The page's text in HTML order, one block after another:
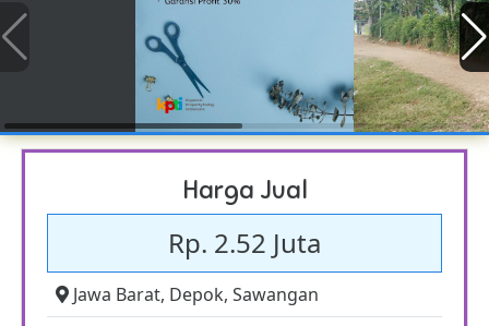
Harga Jual
Rp. 2.52 Juta
Jawa Barat, Depok, Sawangan